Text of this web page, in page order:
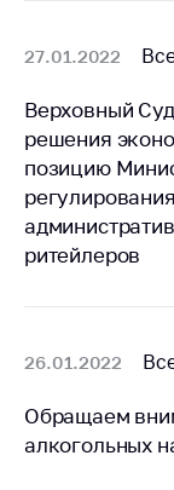
проектов
товаров
COVID-19
27.01.2022
Верховный
решения
позицию
ритейлеров
26.01.2022
Обращаем
алкогольных